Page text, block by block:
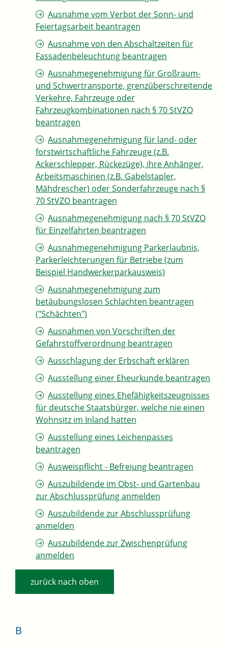
Ausnahme vom Verbot der Sonn- und
Feiertagsarbeit beantragen
Ausnahme von den Abschaltzeiten für
Fassadenbeleuchtung beantragen
Ausnahmegenehmigung für Großraum-
und Schwertransporte, grenzüberschreitende
Verkehre, Fahrzeuge oder
Fahrzeugkombinationen nach § 70 StVZO
beantragen
Ausnahmegenehmigung für land- oder
forstwirtschaftliche Fahrzeuge (z.B.
Ackerschlepper, Rückezüge), ihre Anhänger,
Arbeitsmaschinen (z.B. Gabelstapler,
Mähdrescher) oder Sonderfahrzeuge nach §
70 StVZO beantragen
Ausnahmegenehmigung nach § 70 StVZO
für Einzelfahrten beantragen
Ausnahmegenehmigung Parkerlaubnis,
Parkerleichterungen für Betriebe (zum
Beispiel Handwerkerparkausweis)
Ausnahmegenehmigung zum
betäubungslosen Schlachten beantragen
("Schächten")
Ausnahmen von Vorschriften der
Gefahrstoffverordnung beantragen
Ausschlagung der Erbschaft erklären
Ausstellung einer Eheurkunde beantragen
Ausstellung eines Ehefähigkeitszeugnisses
für deutsche Staatsbürger, welche nie einen
Wohnsitz im Inland hatten
Ausstellung eines Leichenpasses
beantragen
Ausweispflicht - Befreiung beantragen
Auszubildende im Obst- und Gartenbau
zur Abschlussprüfung anmelden
Auszubildende zur Abschlussprüfung
anmelden
Auszubildende zur Zwischenprüfung
anmelden
zurück nach oben
B